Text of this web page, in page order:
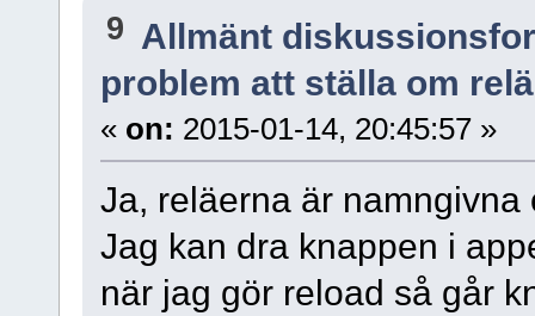
9 Allmänt
problem att ställa om
« on: 2015-01-14, 20:45:57 »
Ja, reläerna är
Jag kan dra knappen i
när jag gör reload så går